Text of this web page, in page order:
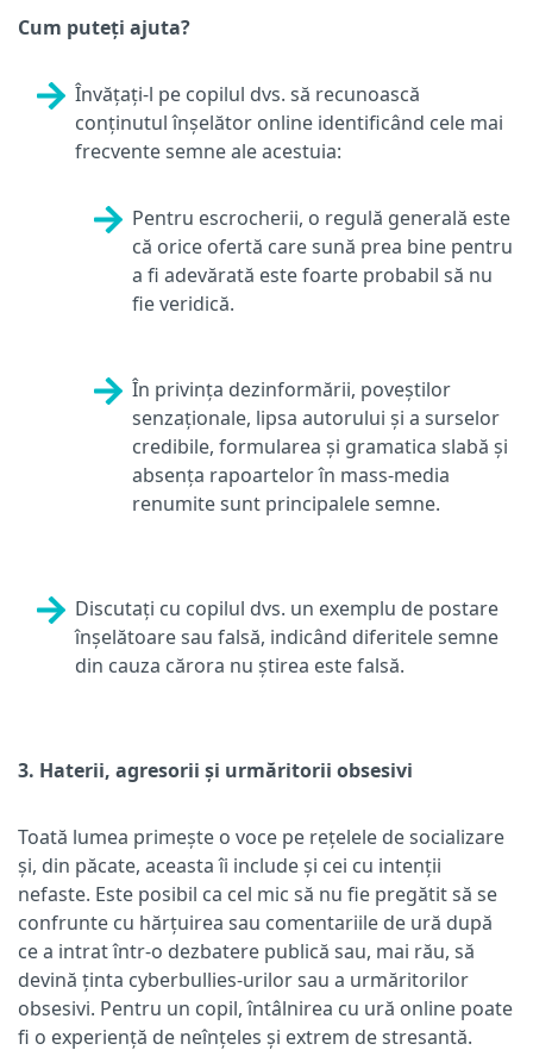
Cum puteți ajuta?
Învățați-l pe copilul dvs. să recunoască
conținutul înșelător online identificând cele mai
frecvente semne ale acestuia:
Pentru escrocherii, o regulă generală este
că orice ofertă care sună prea bine pentru
a fi adevărată este foarte probabil să nu
fie veridică.
În privința dezinformării, poveștilor
senzaționale, lipsa autorului și a surselor
credibile, formularea și gramatica slabă și
absența rapoartelor în mass-media
renumite sunt principalele semne.
Discutați cu copilul dvs. un exemplu de postare
înșelătoare sau falsă, indicând diferitele semne
din cauza cărora nu știrea este falsă.
3. Haterii, agresorii și urmăritorii obsesivi
Toată lumea primește o voce pe rețelele de socializare
și, din păcate, aceasta îi include și cei cu intenții
nefaste. Este posibil ca cel mic să nu fie pregătit să se
confrunte cu hărțuirea sau comentariile de ură după
ce a intrat într-o dezbatere publică sau, mai rău, să
devină ținta cyberbullies-urilor sau a urmăritorilor
obsesivi. Pentru un copil, întâlnirea cu ură online poate
fi o experiență de neînțeles și extrem de stresantă.